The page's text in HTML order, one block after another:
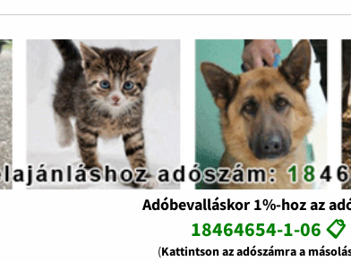
Adóbevalláskor 1%-hoz az
18464654-1-06 📋
(Kattintson az adószámra a